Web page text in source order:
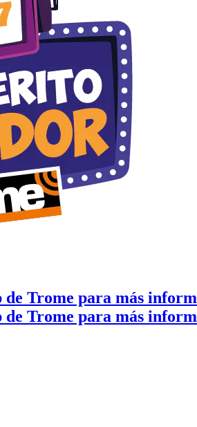
Trome para más
Trome para más